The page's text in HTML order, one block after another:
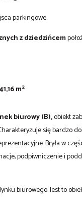
parkingowe.
z dziedzińcem
m2
biurowy (B),obiekt
się bardzo
Bryła w
podpiwniczenie i
biurowego. Jest to